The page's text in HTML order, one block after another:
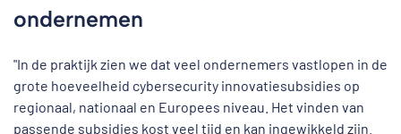
ondernemen
"In de praktijk zien we dat veel ondernemers vastlopen in de
grote hoeveelheid cybersecurity innovatiesubsidies op
regionaal, nationaal en Europees niveau. Het vinden van
passende subsidies kost veel tijd en kan ingewikkeld zijn.